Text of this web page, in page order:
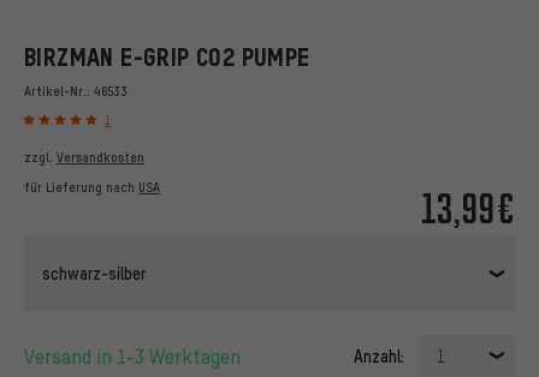
BIRZMAN E-GRIP CO2 PUMPE
Artikel-Nr.: 46533
1
13,99€
zzgl. Versandkosten
für Lieferung nach USA
schwarz-silber
Versand in 1-3 Werktagen Anzahl: 1